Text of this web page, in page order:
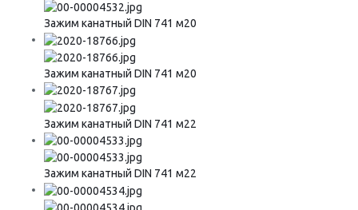
Зажим канатный DIN 741 м20
Зажим канатный DIN 741 м20
Зажим канатный DIN 741 м22
Зажим канатный DIN 741 м22